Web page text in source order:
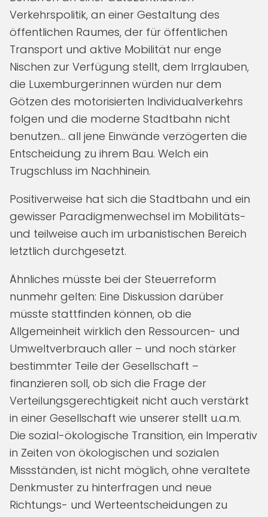
Verkehrspolitik, an einer Gestaltung des
öffentlichen Raumes, der für öffentlichen
Transport und aktive Mobilität nur enge
Nischen zur Verfügung stellt, dem Irrglauben,
die Luxemburger:innen würden nur dem
Götzen des motorisierten Individualverkehrs
folgen und die moderne Stadtbahn nicht
benutzen… all jene Einwände verzögerten die
Entscheidung zu ihrem Bau. Welch ein
Trugschluss im Nachhinein.
Positiverweise hat sich die Stadtbahn und ein
gewisser Paradigmenwechsel im Mobilitäts-
und teilweise auch im urbanistischen Bereich
letztlich durchgesetzt.
Ähnliches müsste bei der Steuerreform
nunmehr gelten: Eine Diskussion darüber
müsste stattfinden können, ob die
Allgemeinheit wirklich den Ressourcen- und
Umweltverbrauch aller – und noch stärker
bestimmter Teile der Gesellschaft –
finanzieren soll, ob sich die Frage der
Verteilungsgerechtigkeit nicht auch verstärkt
in einer Gesellschaft wie unserer stellt u.a.m.
Die sozial-ökologische Transition, ein Imperativ
in Zeiten von ökologischen und sozialen
Missständen, ist nicht möglich, ohne veraltete
Denkmuster zu hinterfragen und neue
Richtungs- und Werteentscheidungen zu